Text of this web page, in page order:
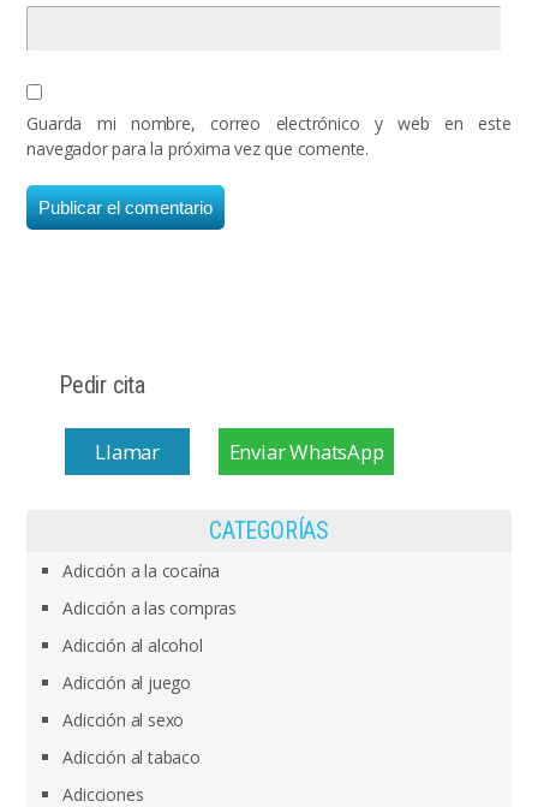
Guarda mi nombre, correo electrónico y web en este
navegador para la próxima vez que comente.
Pedir cita
Llamar Enviar WhatsApp
CATEGORÍAS
Adicción a la cocaína
Adicción a las compras
Adicción al alcohol
Adicción al juego
Adicción al sexo
Adicción al tabaco
Adicciones